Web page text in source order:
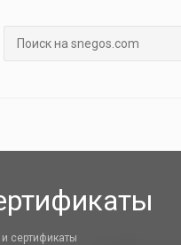
сертификаты